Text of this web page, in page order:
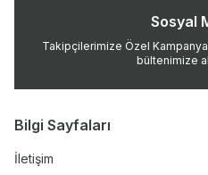
Sosyal
Takipçilerimize Özel
bültenimize
Bilgi Sayfaları
İletişim